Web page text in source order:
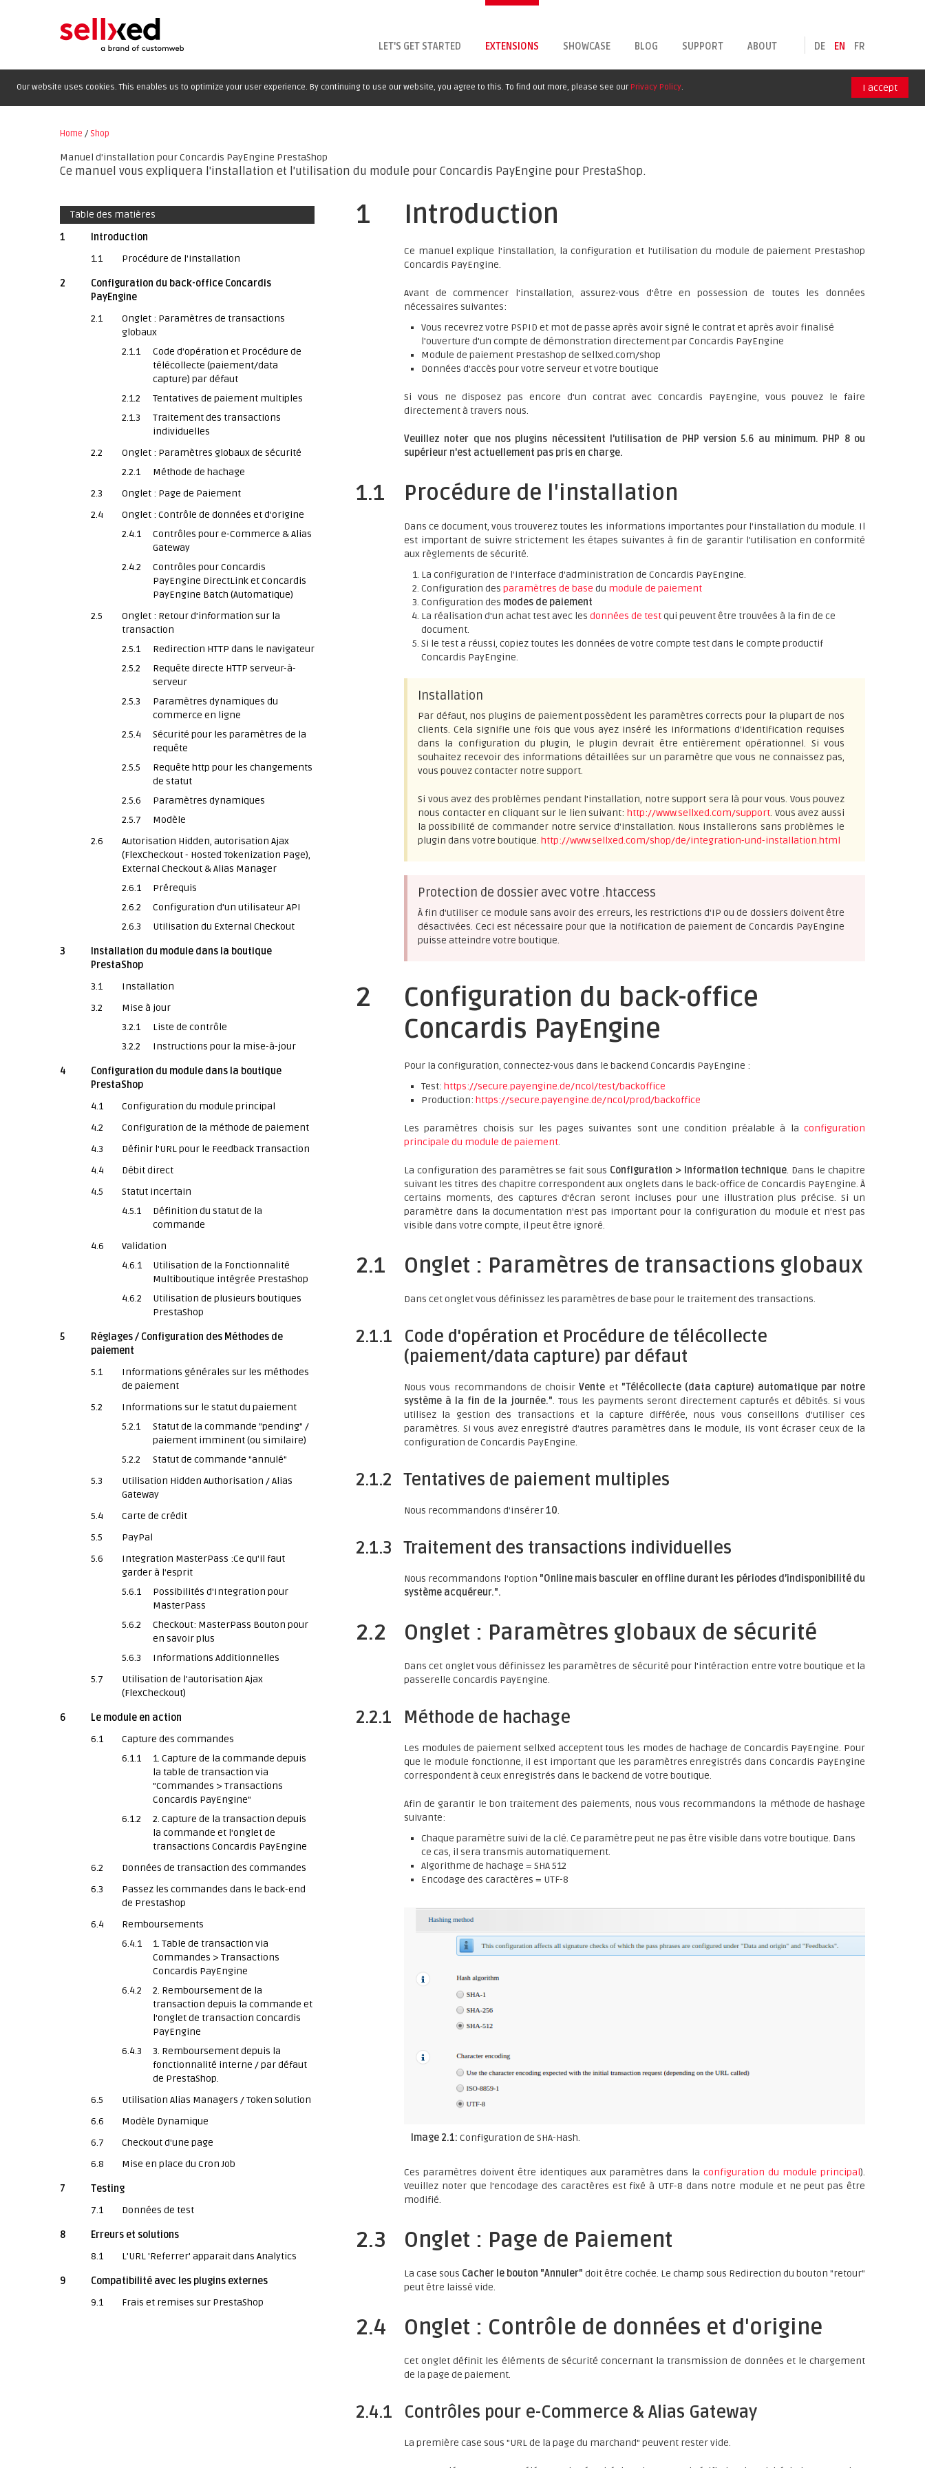
DE EN FR
LET'S GET STARTED EXTENSIONS SHOWCASE BLOG SUPPORT ABOUT
Our website uses cookies. This enables us to optimize your user experience. By continuing to use our website, you agree to this. To find out more, please see our Privacy Policy. I accept
Home / Shop
Manuel d'installation pour Concardis PayEngine PrestaShop
Ce manuel vous expliquera l'installation et l'utilisation du module pour Concardis PayEngine pour PrestaShop.
Table des matières
1
Introduction
1.1
Procédure de l'installation
2
Configuration du back-office Concardis
PayEngine
2.1
Onglet : Paramètres de transactions
globaux
2.1.1
Code d'opération et Procédure de
télécollecte (paiement/data
capture) par défaut
2.1.2
Tentatives de paiement multiples
2.1.3
Traitement des transactions
individuelles
2.2
Onglet : Paramètres globaux de sécurité
2.2.1
Méthode de hachage
2.3
Onglet : Page de Paiement
2.4
Onglet : Contrôle de données et d'origine
2.4.1
Contrôles pour e-Commerce & Alias
Gateway
2.4.2
Contrôles pour Concardis
PayEngine DirectLink et Concardis
PayEngine Batch (Automatique)
2.5
Onglet : Retour d'information sur la
transaction
2.5.1
Redirection HTTP dans le navigateur
2.5.2
Requête directe HTTP serveur-à-
serveur
2.5.3
Paramètres dynamiques du
commerce en ligne
2.5.4
Sécurité pour les paramètres de la
requête
2.5.5
Requête http pour les changements
de statut
2.5.6
Paramètres dynamiques
2.5.7
Modèle
2.6
Autorisation Hidden, autorisation Ajax
(FlexCheckout - Hosted Tokenization Page),
External Checkout & Alias Manager
2.6.1
Prérequis
2.6.2
Configuration d'un utilisateur API
2.6.3
Utilisation du External Checkout
3
Installation du module dans la boutique
PrestaShop
3.1
Installation
3.2
Mise à jour
3.2.1
Liste de contrôle
3.2.2
Instructions pour la mise-à-jour
4
Configuration du module dans la boutique
PrestaShop
4.1
Configuration du module principal
4.2
Configuration de la méthode de paiement
4.3
Définir l'URL pour le Feedback Transaction
4.4
Débit direct
4.5
Statut incertain
4.5.1
Définition du statut de la
commande
4.6
Validation
4.6.1
Utilisation de la Fonctionnalité
Multiboutique intégrée PrestaShop
4.6.2
Utilisation de plusieurs boutiques
PrestaShop
5
Réglages / Configuration des Méthodes de
paiement
5.1
Informations générales sur les méthodes
de paiement
5.2
Informations sur le statut du paiement
5.2.1
Statut de la commande "pending" /
paiement imminent (ou similaire)
5.2.2
Statut de commande "annulé"
5.3
Utilisation Hidden Authorisation / Alias
Gateway
5.4
Carte de crédit
5.5
PayPal
5.6
Integration MasterPass :Ce qu'il faut
garder à l'esprit
5.6.1
Possibilités d'Integration pour
MasterPass
5.6.2
Checkout: MasterPass Bouton pour
en savoir plus
5.6.3
Informations Additionnelles
5.7
Utilisation de l'autorisation Ajax
(FlexCheckout)
6
Le module en action
6.1
Capture des commandes
6.1.1
1. Capture de la commande depuis
la table de transaction via
"Commandes > Transactions
Concardis PayEngine"
6.1.2
2. Capture de la transaction depuis
la commande et l'onglet de
transactions Concardis PayEngine
6.2
Données de transaction des commandes
6.3
Passez les commandes dans le back-end
de PrestaShop
6.4
Remboursements
6.4.1
1. Table de transaction via
Commandes > Transactions
Concardis PayEngine
6.4.2
2. Remboursement de la
transaction depuis la commande et
l'onglet de transaction Concardis
PayEngine
6.4.3
3. Remboursement depuis la
fonctionnalité interne / par défaut
de PrestaShop.
6.5
Utilisation Alias Managers / Token Solution
6.6
Modèle Dynamique
6.7
Checkout d'une page
6.8
Mise en place du Cron Job
7
Testing
7.1
Données de test
8
Erreurs et solutions
8.1
L'URL 'Referrer' apparait dans Analytics
9
Compatibilité avec les plugins externes
9.1
Frais et remises sur PrestaShop
1 Introduction
Ce manuel explique l'installation, la configuration et l'utilisation du module de paiement PrestaShop
Concardis PayEngine.
Avant de commencer l'installation, assurez-vous d'être en possession de toutes les données
nécessaires suivantes:
Vous recevrez votre PSPID et mot de passe après avoir signé le contrat et après avoir finalisé
l'ouverture d'un compte de démonstration directement par Concardis PayEngine
Module de paiement PrestaShop de sellxed.com/shop
Données d'accès pour votre serveur et votre boutique
Si vous ne disposez pas encore d'un contrat avec Concardis PayEngine, vous pouvez le faire
directement à travers nous.
Veuillez noter que nos plugins nécessitent l'utilisation de PHP version 5.6 au minimum. PHP 8 ou
supérieur n'est actuellement pas pris en charge.
1.1 Procédure de l'installation
Dans ce document, vous trouverez toutes les informations importantes pour l'installation du module. Il
est important de suivre strictement les étapes suivantes à fin de garantir l'utilisation en conformité
aux règlements de sécurité.
La configuration de l'interface d'administration de Concardis PayEngine.
Configuration des paramètres de base du module de paiement
Configuration des modes de paiement
La réalisation d'un achat test avec les données de testqui peuvent être trouvées à la fin de ce
document.
Si le test a réussi, copiez toutes les données de votre compte test dans le compte productif
Concardis PayEngine.
Installation
Par défaut, nos plugins de paiement possèdent les paramètres corrects pour la plupart de nos
clients. Cela signifie une fois que vous ayez inséré les informations d'identification requises
dans la configuration du plugin, le plugin devrait être entièrement opérationnel. Si vous
souhaitez recevoir des informations détaillées sur un paramètre que vous ne connaissez pas,
vous pouvez contacter notre support.
Si vous avez des problèmes pendant l'installation, notre support sera là pour vous. Vous pouvez
nous contacter en cliquant sur le lien suivant:http://www.sellxed.com/support. Vous avez aussi
la possibilité de commander notre service d'installation. Nous installerons sans problèmes le
plugin dans votre boutique. http://www.sellxed.com/shop/de/integration-und-installation.html
Protection de dossier avec votre .htaccess
À fin d'utiliser ce module sans avoir des erreurs, les restrictions d'IP ou de dossiers doivent être
désactivées. Ceci est nécessaire pour que la notification de paiement de Concardis PayEngine
puisse atteindre votre boutique.
2
Configuration du back-office
Concardis PayEngine
Pour la configuration, connectez-vous dans le backend Concardis PayEngine :
Test: https://secure.payengine.de/ncol/test/backoffice
Production: https://secure.payengine.de/ncol/prod/backoffice
Les paramètres choisis sur les pages suivantes sont une condition préalable à la configuration
principale du module de paiement.
La configuration des paramètres se fait sous Configuration > Information technique. Dans le chapitre
suivant les titres des chapitre correspondent aux onglets dans le back-office de Concardis PayEngine. À
certains moments, des captures d'écran seront incluses pour une illustration plus précise. Si un
paramètre dans la documentation n'est pas important pour la configuration du module et n'est pas
visible dans votre compte, il peut être ignoré.
2.1 Onglet : Paramètres de transactions globaux
Dans cet onglet vous définissez les paramètres de base pour le traitement des transactions.
2.1.1
Code d'opération et Procédure de télécollecte
(paiement/data capture) par défaut
Nous vous recommandons de choisirVente et "Télécollecte (data capture) automatique par notre
système à la fin de la journée.". Tous les payments seront directement capturés et débités. Si vous
utilisez la gestion des transactions et la capture différée, nous vous conseillons d'utiliser ces
paramètres. Si vous avez enregistré d'autres paramètres dans le module, ils vont écraser ceux de la
configuration de Concardis PayEngine.
2.1.2 Tentatives de paiement multiples
Nous recommandons d'insérer10.
2.1.3 Traitement des transactions individuelles
Nous recommandons l'option "Online mais basculer en offline durant les périodes d’indisponibilité du
système acquéreur.".
2.2 Onglet : Paramètres globaux de sécurité
Dans cet onglet vous définissez les paramètres de sécurité pour l'intéraction entre votre boutique et la
passerelle Concardis PayEngine.
2.2.1 Méthode de hachage
Les modules de paiement sellxed acceptent tous les modes de hachage de Concardis PayEngine. Pour
que le module fonctionne, il est important que les paramètres enregistrés dans Concardis PayEngine
correspondent à ceux enregistrés dans le backend de votre boutique.
Afin de garantir le bon traitement des paiements, nous vous recommandons la méthode de hashage
suivante:
Chaque paramètre suivi de la clé. Ce paramètre peut ne pas être visible dans votre boutique. Dans
ce cas, il sera transmis automatiquement.
Algorithme de hachage = SHA 512
Encodage des caractères = UTF-8
Image 2.1: Configuration de SHA-Hash.
Ces paramètres doivent être identiques aux paramètres dans laconfiguration du module principal).
Veuillez noter que l'encodage des caractères est fixé à UTF-8 dans notre module et ne peut pas être
modifié.
2.3 Onglet : Page de Paiement
La case sous Cacher le bouton "Annuler" doit être cochée. Le champ sous Redirection du bouton "retour"
peut être laissé vide.
2.4 Onglet : Contrôle de données et d'origine
Cet onglet définit les éléments de sécurité concernant la transmission de données et le chargement
de la page de paiement.
2.4.1 Contrôles pour e-Commerce & Alias Gateway
La première case sous "URL de la page du marchand" peuvent rester vide.